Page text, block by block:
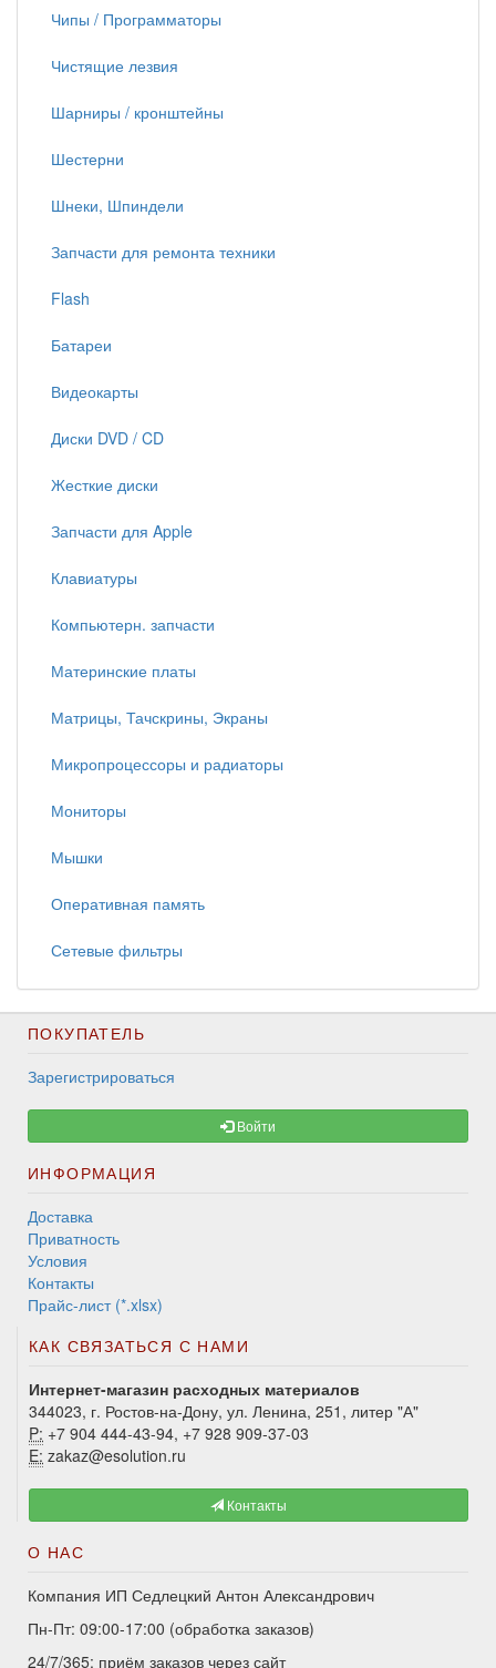
Чипы / Программаторы
Чистящие лезвия
Шарниры / кронштейны
Шестерни
Шнеки, Шпиндели
Запчасти для ремонта техники
Flash
Батареи
Видеокарты
Диски DVD / CD
Жесткие диски
Запчасти для Apple
Клавиатуры
Компьютерн. запчасти
Материнские платы
Матрицы, Тачскрины, Экраны
Микропроцессоры и радиаторы
Мониторы
Мышки
Оперативная память
Сетевые фильтры
ПОКУПАТЕЛЬ
Зарегистрироваться
Войти
ИНФОРМАЦИЯ
Доставка
Приватность
Условия
Контакты
Прайс-лист (*.xlsx)
КАК СВЯЗАТЬСЯ С НАМИ
Интернет-магазин расходных материалов
344023, г. Ростов-на-Дону, ул. Ленина, 251, литер "А"
P: +7 904 444-43-94, +7 928 909-37-03
E: zakaz@esolution.ru
Контакты
О НАС
Компания ИП Седлецкий Антон Александрович
Пн-Пт: 09:00-17:00 (обработка заказов)
24/7/365: приём заказов через сайт